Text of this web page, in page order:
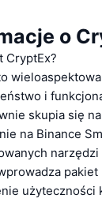
o
CryptEx?
i
skupia się
na Binance
użyteczności